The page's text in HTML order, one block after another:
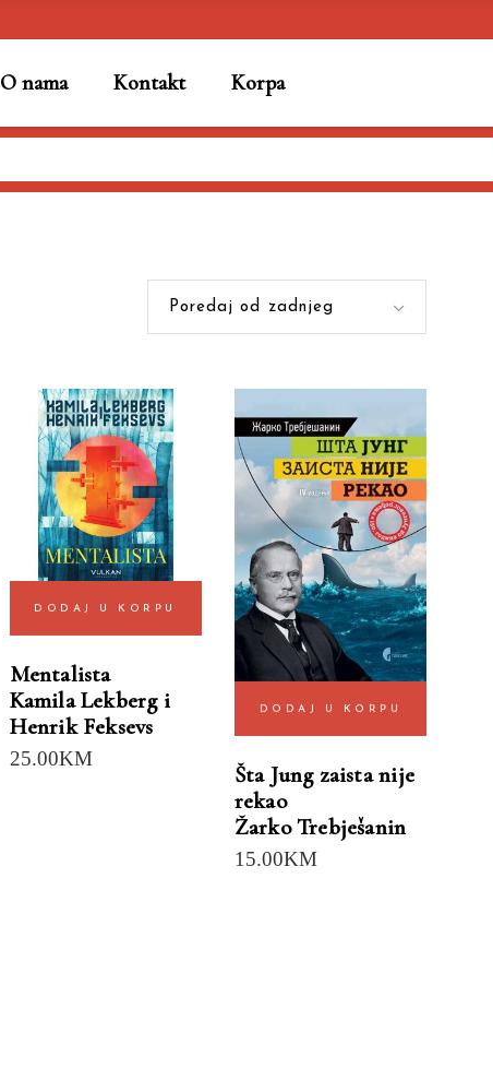
O nama Kontakt Korpa
Poredaj od zadnjeg
DODAJ U KORPU
Mentalista
Kamila Lekberg i
Henrik Feksevs
25.00KM
DODAJ U KORPU
Šta Jung zaista nije
rekao
Žarko Trebješanin
15.00KM